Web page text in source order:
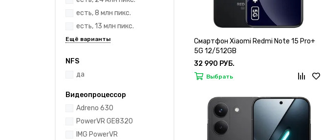
есть, 8 млн пикс.
есть, 13 млн пикс.
NFS
да
Видеопроцессор
Adreno 630
PowerVR GE8320
IMG PowerVR
Смартфон Xiaomi Redmi Note 15 Pro+
5G 12/512GB
32 990 РУБ.
Выбрать